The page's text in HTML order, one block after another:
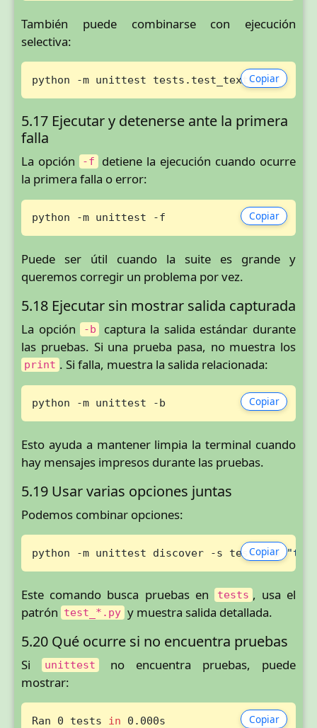
También puede combinarse con ejecución
selectiva:
Copiar
python -m unittest tests.test_textos -v
5.17 Ejecutar y detenerse ante la primera
falla
La opción -f detiene la ejecución cuando ocurre
la primera falla o error:
Copiar
python -m unittest -f
Puede ser útil cuando la suite es grande y
queremos corregir un problema por vez.
5.18 Ejecutar sin mostrar salida capturada
La opción -b
captura la salida estándar durante
las pruebas. Si una prueba pasa, no muestra los
print . Si falla, muestra la salida relacionada:
Copiar
python -m unittest -b
Esto ayuda a mantener limpia la terminal cuando
hay mensajes impresos durante las pruebas.
5.19 Usar varias opciones juntas
Podemos combinar opciones:
Copiar
python -m unittest discover -s tests -p
Este comando busca pruebas en tests , usa el
patrón test_*.py y muestra salida detallada.
5.20 Qué ocurre si no encuentra pruebas
Si unittest no encuentra pruebas, puede
mostrar:
Copiar
Ran 0 tests in 0.000s